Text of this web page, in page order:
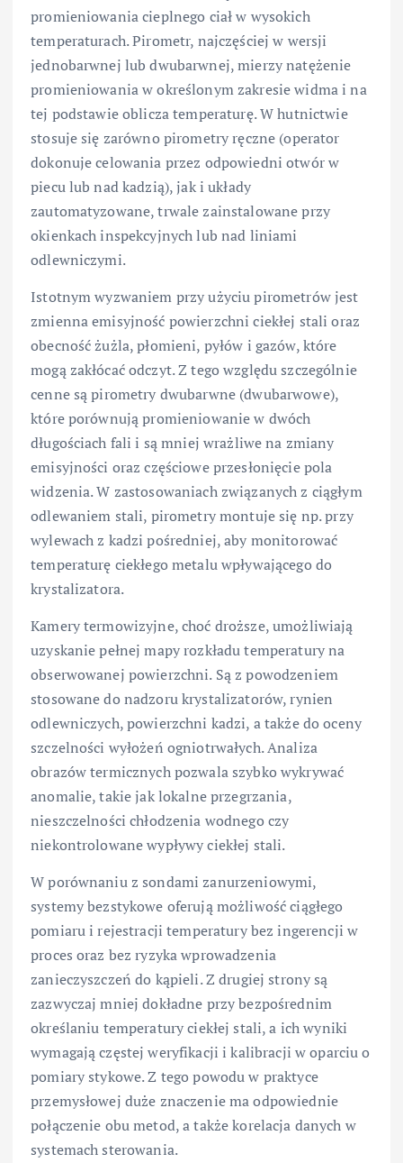
promieniowania cieplnego ciał w wysokich
temperaturach. Pirometr, najczęściej w wersji
jednobarwnej lub dwubarwnej, mierzy natężenie
promieniowania w określonym zakresie widma i na
tej podstawie oblicza temperaturę. W hutnictwie
stosuje się zarówno pirometry ręczne (operator
dokonuje celowania przez odpowiedni otwór w
piecu lub nad kadzią), jak i układy
zautomatyzowane, trwale zainstalowane przy
okienkach inspekcyjnych lub nad liniami
odlewniczymi.
Istotnym wyzwaniem przy użyciu pirometrów jest
zmienna emisyjność powierzchni ciekłej stali oraz
obecność żużla, płomieni, pyłów i gazów, które
mogą zakłócać odczyt. Z tego względu szczególnie
cenne są pirometry dwubarwne (dwubarwowe),
które porównują promieniowanie w dwóch
długościach fali i są mniej wrażliwe na zmiany
emisyjności oraz częściowe przesłonięcie pola
widzenia. W zastosowaniach związanych z ciągłym
odlewaniem stali, pirometry montuje się np. przy
wylewach z kadzi pośredniej, aby monitorować
temperaturę ciekłego metalu wpływającego do
krystalizatora.
Kamery termowizyjne, choć droższe, umożliwiają
uzyskanie pełnej mapy rozkładu temperatury na
obserwowanej powierzchni. Są z powodzeniem
stosowane do nadzoru krystalizatorów, rynien
odlewniczych, powierzchni kadzi, a także do oceny
szczelności wyłożeń ogniotrwałych. Analiza
obrazów termicznych pozwala szybko wykrywać
anomalie, takie jak lokalne przegrzania,
nieszczelności chłodzenia wodnego czy
niekontrolowane wypływy ciekłej stali.
W porównaniu z sondami zanurzeniowymi,
systemy bezstykowe oferują możliwość ciągłego
pomiaru i rejestracji temperatury bez ingerencji w
proces oraz bez ryzyka wprowadzenia
zanieczyszczeń do kąpieli. Z drugiej strony są
zazwyczaj mniej dokładne przy bezpośrednim
określaniu temperatury ciekłej stali, a ich wyniki
wymagają częstej weryfikacji i kalibracji w oparciu o
pomiary stykowe. Z tego powodu w praktyce
przemysłowej duże znaczenie ma odpowiednie
połączenie obu metod, a także korelacja danych w
systemach sterowania.